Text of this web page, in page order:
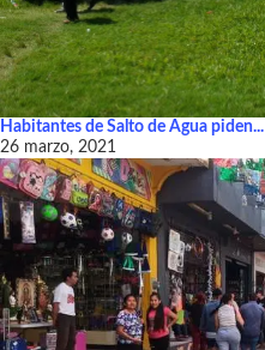
Habitantes de Salto de Agua piden...
26 marzo, 2021